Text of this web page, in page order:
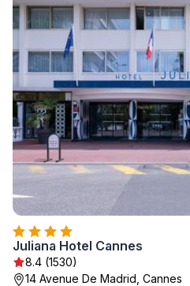
Juliana Hotel Cannes
8.4 (1530)
14 Avenue De Madrid, Cannes